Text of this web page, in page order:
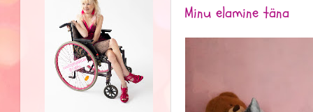
Minu elamine täna